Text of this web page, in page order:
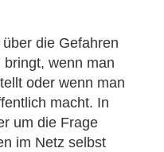
die Gefahren
wenn man
oder wenn man
macht. In
um die Frage
im Netz selbst